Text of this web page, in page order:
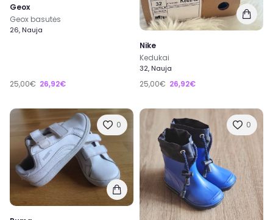
Geox
Geox basutės
26, Nauja
25,00€ 26,92€
Nike
Kedukai
32, Nauja
25,00€ 26,92€
0 0